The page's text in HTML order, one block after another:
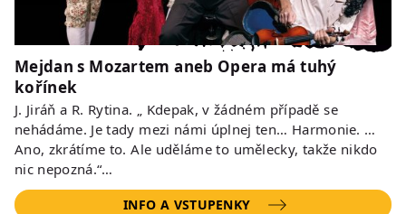
Mejdan s Mozartem aneb Opera má tuhý
kořínek
J. Jiráň a R. Rytina. „ Kdepak, v žádném případě se
nehádáme. Je tady mezi námi úplnej ten… Harmonie. …
Ano, zkrátíme to. Ale uděláme to umělecky, takže nikdo
nic nepozná.“…
INFO A VSTUPENKY